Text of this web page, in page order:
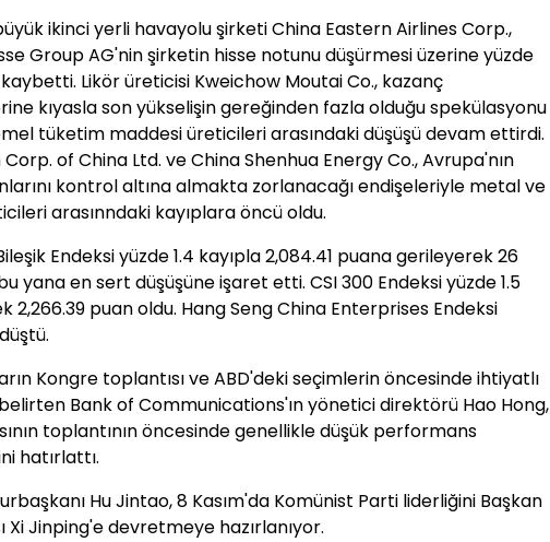
ikinci yerli havayolu şirketi China Eastern Airlines Corp.,
Group AG'nin şirketin hisse notunu düşürmesi üzerine yüzde
Likör üreticisi Kweichow Moutai Co., kazanç
kıyasla son yükselişin gereğinden fazla olduğu spekülasyonu
tüketim maddesi üreticileri arasındaki düşüşü devam ettirdi.
of China Ltd. ve China Shenhua Energy Co., Avrupa'nın
kontrol altına almakta zorlanacağı endişeleriyle metal ve
arasınndaki kayıplara öncü oldu.
Endeksi yüzde 1.4 kayıpla 2,084.41 puana gerileyerek 26
yana en sert düşüşüne işaret etti. CSI 300 Endeksi yüzde 1.5
2,266.39 puan oldu. Hang Seng China Enterprises Endeksi
Kongre toplantısı ve ABD'deki seçimlerin öncesinde ihtiyatlı
Bank of Communications'ın yönetici direktörü Hao Hong,
toplantının öncesinde genellikle düşük performans
hatırlattı.
Hu Jintao, 8 Kasım'da Komünist Parti liderliğini Başkan
Xi Jinping'e devretmeye hazırlanıyor.